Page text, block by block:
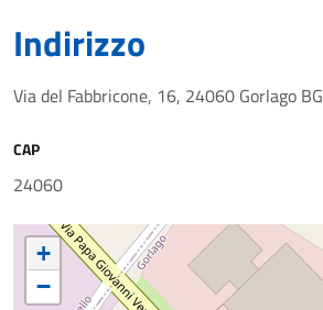
Indirizzo
Via del Fabbricone, 16, 24060 Gorlago BG
CAP
24060
+
−